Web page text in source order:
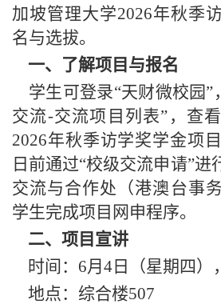
加坡管理大学2026年秋季
名与选拔。
一、了解项目与报名
学生可登录“天财微校园”
交流-交流项目列表”，查
2026年秋季访学奖学金项
日前通过“校级交流申请”进
交流与合作处（港澳台事
学生完成项目网申程序。
二、项目宣讲
时间：6月4日（星期四）
地点：综合楼507